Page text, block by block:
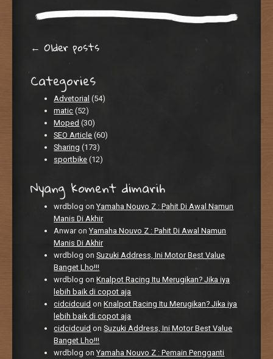
Post navigation
← Older posts
Categories
Advetorial (54)
matic (52)
Moped (30)
SEO Article (60)
Sharing (173)
sportbike (12)
Nyang koment dimarih
wrdblog onYamaha Nouvo Z : Pahit Di Awal Namun
Manis Di Akhir
Anwar onYamaha Nouvo Z : Pahit Di Awal Namun
Manis Di Akhir
wrdblog onSuzuki Address, Ini Motor Best Value
Banget Lho!!!
wrdblog onKnalpot Racing Itu Merugikan? Jika iya
lebih baik di copot aja
cidcidcuid onKnalpot Racing Itu Merugikan? Jika iya
lebih baik di copot aja
cidcidcuid onSuzuki Address, Ini Motor Best Value
Banget Lho!!!
wrdblog onYamaha Nouvo Z : Pemain Pengganti